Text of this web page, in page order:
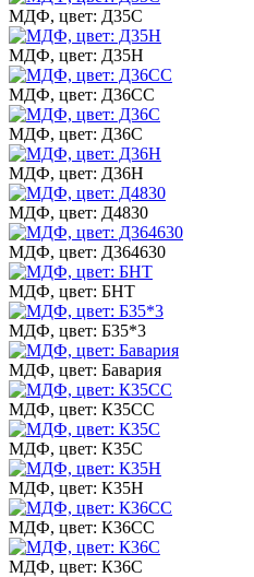
МДФ, цвет: Д35С
МДФ, цвет: Д35Н
МДФ, цвет: Д36СС
МДФ, цвет: Д36С
МДФ, цвет: Д36Н
МДФ, цвет: Д4830
МДФ, цвет: Д364630
МДФ, цвет: БНТ
МДФ, цвет: Б35*3
МДФ, цвет: Бавария
МДФ, цвет: К35СС
МДФ, цвет: К35С
МДФ, цвет: К35Н
МДФ, цвет: К36СС
МДФ, цвет: К36С